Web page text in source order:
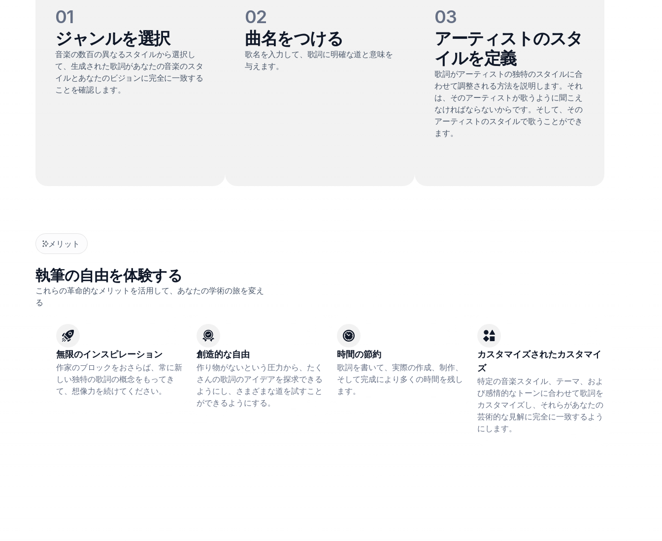
01
ジャンルを選択
音楽の数百の異なるスタイルから選択し
て、生成された歌詞があなたの音楽のスタ
イルとあなたのビジョンに完全に一致する
ことを確認します。
02
曲名をつける
歌名を入力して、歌詞に明確な道と意味を
与えます。
03
アーティストのスタ
イルを定義
歌詞がアーティストの独特のスタイルに合
わせて調整される方法を説明します。それ
は、そのアーティストが歌うように聞こえ
なければならないからです。そして、その
アーティストのスタイルで歌うことができ
ます。
メリット
執筆の自由を体験する
これらの革命的なメリットを活用して、あなたの学術の旅を変え
る
無限のインスピレーション
作家のブロックをおさらば、常に新
しい独特の歌詞の概念をもってき
て、想像力を続けてください。
創造的な自由
作り物がないという圧力から、たく
さんの歌詞のアイデアを探求できる
ようにし、さまざまな道を試すこと
ができるようにする。
時間の節約
歌詞を書いて、実際の作成、制作、
そして完成により多くの時間を残し
ます。
カスタマイズされたカスタマイ
ズ
特定の音楽スタイル、テーマ、およ
び感情的なトーンに合わせて歌詞を
カスタマイズし、それらがあなたの
芸術的な見解に完全に一致するよう
にします。